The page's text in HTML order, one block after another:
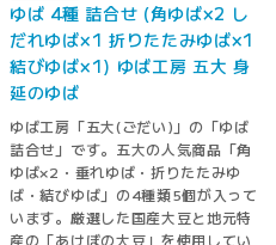
ゆば 4種 詰合せ (角ゆば×2 し
だれゆば×1 折りたたみゆば×1
結びゆば×1) ゆば工房 五大 身
延のゆば
ゆば工房「五大(ごだい)」の「ゆば
詰合せ」です。五大の人気商品「角
ゆば×2・垂れゆば・折りたたみゆ
ば・結びゆば」の4種類5個が入って
います。厳選した国産大豆と地元特
産の「あけぼの大豆」を使用してい